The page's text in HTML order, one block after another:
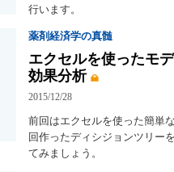
行います。
薬剤経済学の真髄
エクセルを使ったモ
効果分析
2015/12/28
前回はエクセルを使った簡単
回作ったディシジョンツリー
てみましょう。